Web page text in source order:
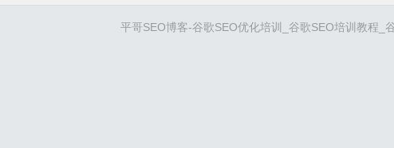
2004年有人在Webmaster…
平哥SEO博客-谷歌SEO优化培训_谷歌SEO培训教程_